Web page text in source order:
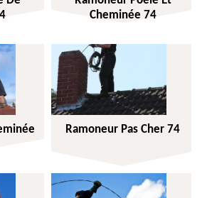
Cheminée 74
Ramoneur Pas Cher 74